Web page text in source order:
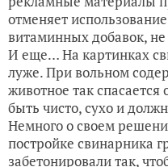
отменяет
витаминных добавок,
И еще… На картинках
луже. При вольном
животное так
быть чисто, сухо и
Немного о своем
постройке свинарника
забетонировали так,